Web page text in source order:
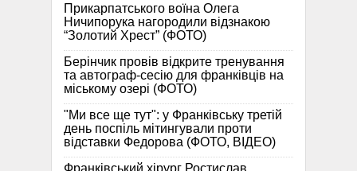
Прикарпатського воїна Олега
Ничипорука нагородили відзнакою
“Золотий Хрест” (ФОТО)
Берінчик провів відкрите тренування
та автограф-сесію для франківців на
міському озері (ФОТО)
"Ми все ще тут": у Франківську третій
день поспіль мітингували проти
відставки Федорова (ФОТО, ВІДЕО)
Франківський хірург Ростислав